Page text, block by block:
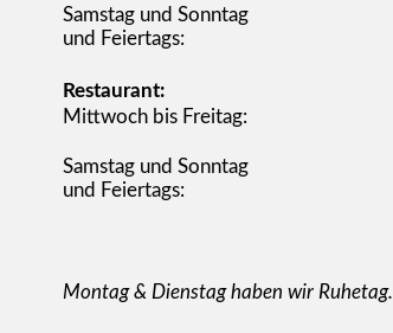
Samstag und Sonntag
und Feiertags:
Restaurant:
Mittwoch bis Freitag:
Samstag und Sonntag
und Feiertags:
Montag & Dienstag haben wir Ruhetag.